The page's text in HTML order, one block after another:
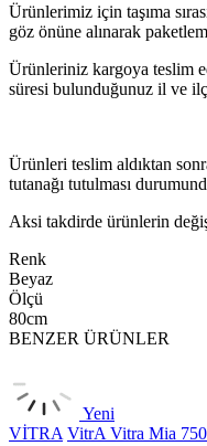
Ürünlerimiz için taşıma
göz önüne alınarak
Ürünleriniz kargoya teslim
süresi bulunduğunuz il ve
Ürünleri teslim aldıktan
tutanağı tutulması
Aksi takdirde ürünlerin
Renk
Beyaz
Ölçü
80cm
BENZER ÜRÜNLER
Yeni
VİTRA VitrA Vitra Mia